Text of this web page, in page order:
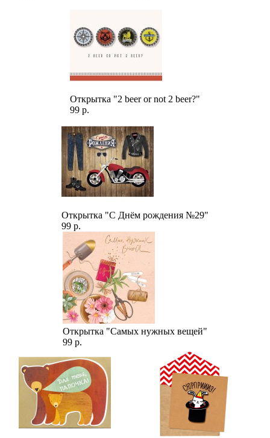
Открытка "2 beer or not 2 beer?"
99 р.
Открытка "С Днём рождения №29"
99 р.
Открытка "Самых нужных вещей"
99 р.